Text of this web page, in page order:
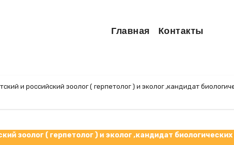
Главная Контакты
и российский зоолог ( герпетолог ) и эколог ,кандидат
зоолог ( герпетолог ) и эколог ,кандидат